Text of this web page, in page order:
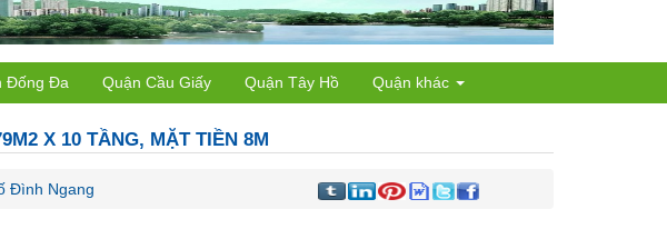
Đống Đa Quận Cầu Giấy Quận Tây Hồ Quận khác
X 10 TẦNG, MẶT TIỀN 8M
Đình Ngang